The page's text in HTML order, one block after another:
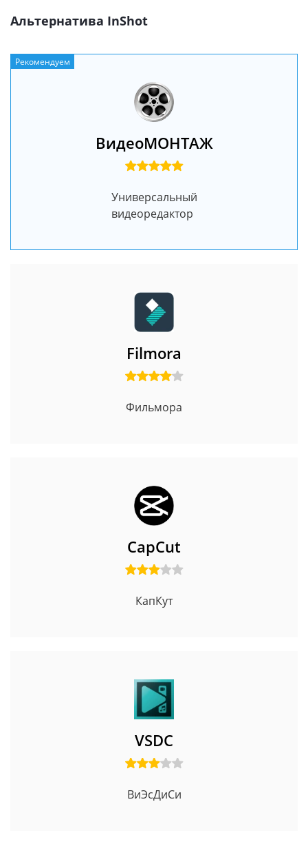
Альтернатива InShot
Рекомендуем
ВидеоМОНТАЖ
Универсальный
видеоредактор
Filmora
Фильмора
CapCut
КапКут
VSDC
ВиЭсДиСи